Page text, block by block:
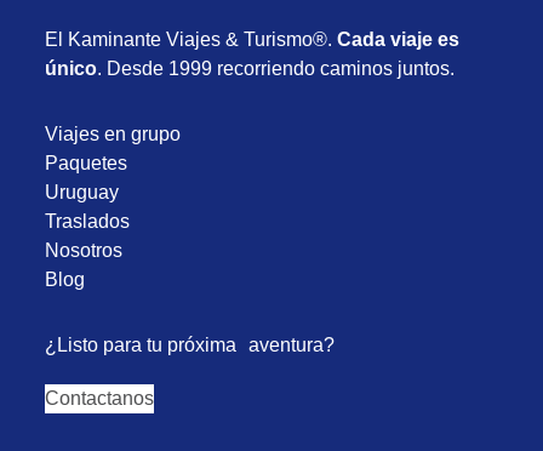
El Kaminante Viajes & Turismo®.Cada viaje es
único. Desde 1999 recorriendo caminos juntos.
Viajes en grupo
Paquetes
Uruguay
Traslados
Nosotros
Blog
¿Listo para tu próxima aventura?
Contactanos